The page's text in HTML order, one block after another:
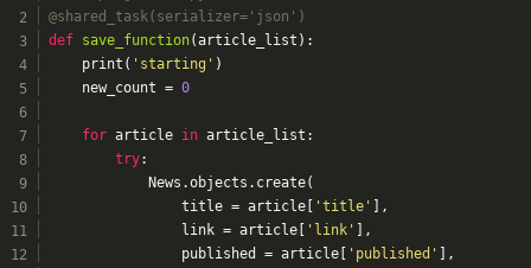
@shared_task(serializer='json')
def save_function(article_list) :
    print(
'starting' )
    new_count =
0
for article in article_list:
try:
            News.objects.create(
                title = article[
'title'
],
                link = article[
'link'
],
                published = article[
'published'
],